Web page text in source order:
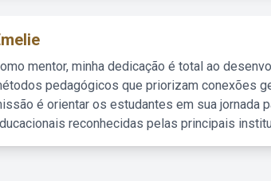
mentor, minha dedicação é total ao
pedagógicos que priorizam conexões
é orientar os estudantes em sua jornada
reconhecidas pelas principais